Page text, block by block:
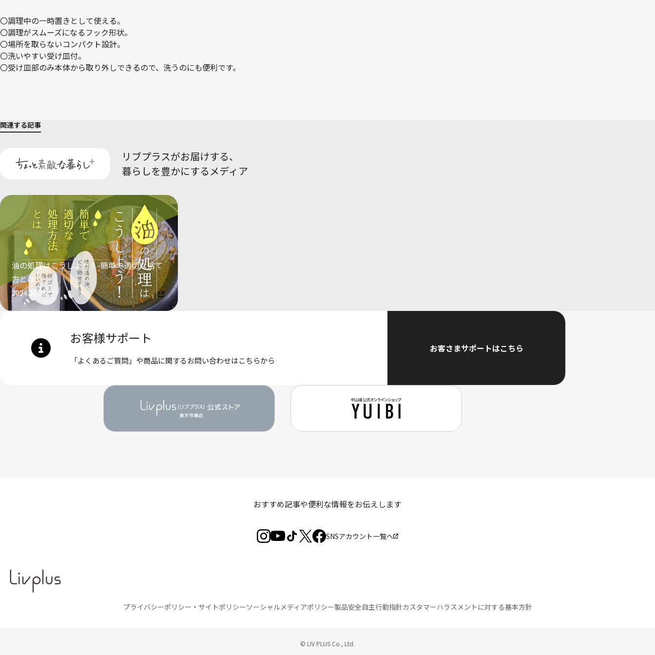
〇調理中の一時置きとして使える。
〇調理がスムーズになるフック形状。
〇場所を取らないコンパクト設計。
〇洗いやすい受け皿付。
〇受け皿部のみ本体から取り外しできるので、洗うのにも便利です。
関連する記事
リブプラスがお届けする、
暮らしを豊かにするメディア
油の処理はこうしよう！-簡単で適切な捨て
方とは-
2024.06.28
お客様サポート
「よくあるご質問」や商品に関するお問い合わせはこちらから
お客さまサポートはこちら
おすすめ記事や便利な情報をお伝えします
SNSアカウント一覧へ
プライバシーポリシー・サイトポリシー ソーシャルメディアポリシー製品安全自主行動指針カスタマーハラスメントに対する基本方針
© LIV PLUS Co., Ltd.